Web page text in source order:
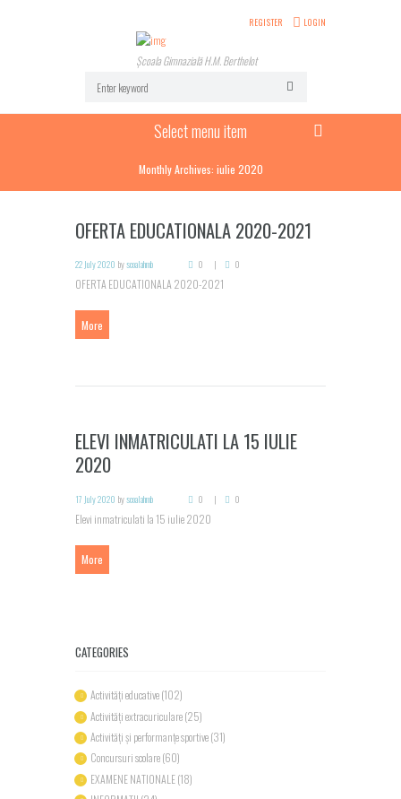
REGISTER LOGIN
Școala Gimnazială H.M. Berthelot
Select menu item
Monthly Archives: iulie 2020
OFERTA EDUCATIONALA 2020-2021
22 July 2020 byscoalahmb 0 0
OFERTA EDUCATIONALA 2020-2021
More
ELEVI INMATRICULATI LA 15 IULIE
2020
17 July 2020 byscoalahmb 0 0
Elevi inmatriculati la 15 iulie 2020
More
CATEGORIES
Activități educative(102)
Activități extracuriculare(25)
Activități și performanțe sportive(31)
Concursuri scolare(60)
EXAMENE NATIONALE(18)